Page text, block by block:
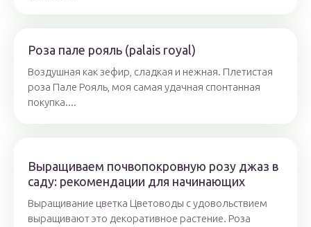
Роза пале рояль (palais royal)
Воздушная как зефир, сладкая и нежная. Плетистая
роза Пале Рояль, моя самая удачная спонтанная
покупка....
Выращиваем почвопокровную розу джаз в
саду: рекомендации для начинающих
Выращивание цветка Цветоводы с удовольствием
выращивают это декоративное растение. Роза